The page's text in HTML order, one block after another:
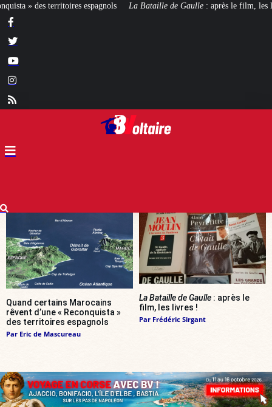
La Bataille de Gaulle: après le film, les livres ! [CINÉMA]De la
Quand certains Marocains
rêvent d’une « Reconquista »
des territoires espagnols
Par Eric de Mascureau
La Bataille de Gaulle : après le
film, les livres !
Par Frédéric Sirgant